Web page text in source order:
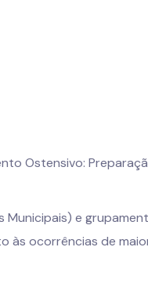
Ostensivo:
Municipais) e
às ocorrências de